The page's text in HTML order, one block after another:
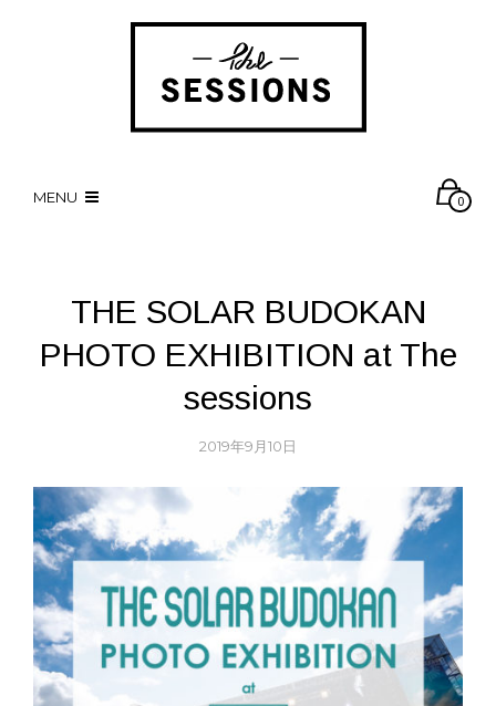
MENU 0
THE SOLAR BUDOKAN
PHOTO EXHIBITION at The
sessions
2019年9月10日